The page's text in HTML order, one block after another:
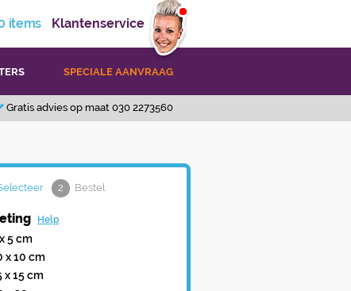
items Klantenservice
SPECIALE AANVRAAG
Gratis advies op maat 030 2273560
2 Bestel
Help
5 cm
x 10 cm
x 15 cm